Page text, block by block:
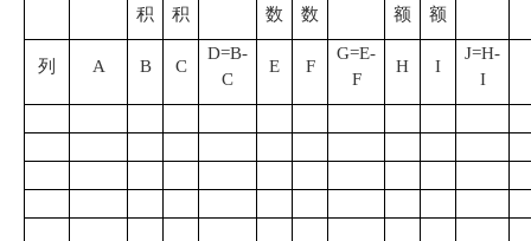
积
积
数
数
额
额
列 A B C
D=B-
C
E F
G=E-
F
H I
J=H-
I